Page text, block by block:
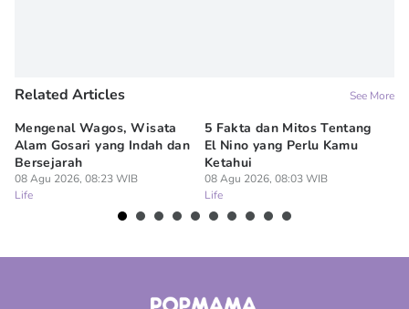
Related Articles See More
Mengenal Wagos, Wisata
Alam Gosari yang Indah dan
Bersejarah
08 Agu 2026, 08:23 WIB
Life
5 Fakta dan Mitos Tentang
El Nino yang Perlu Kamu
Ketahui
08 Agu 2026, 08:03 WIB
Life